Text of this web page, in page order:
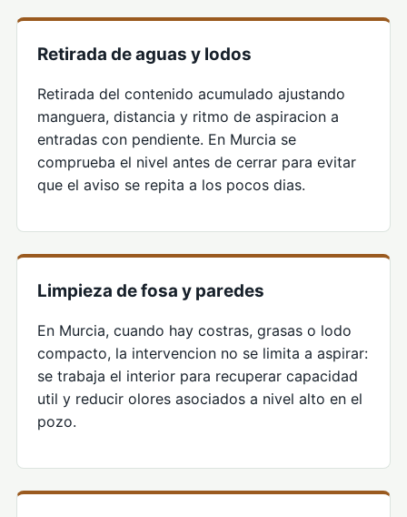
Retirada de aguas y lodos
Retirada del contenido acumulado ajustando
manguera, distancia y ritmo de aspiracion a
entradas con pendiente. En Murcia se
comprueba el nivel antes de cerrar para evitar
que el aviso se repita a los pocos dias.
Limpieza de fosa y paredes
En Murcia, cuando hay costras, grasas o lodo
compacto, la intervencion no se limita a aspirar:
se trabaja el interior para recuperar capacidad
util y reducir olores asociados a nivel alto en el
pozo.